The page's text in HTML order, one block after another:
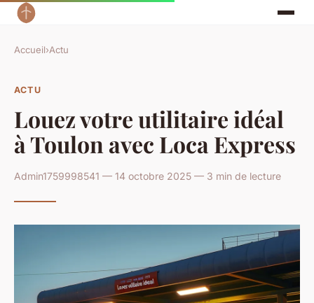
Accueil›Actu
ACTU
Louez votre utilitaire idéal
à Toulon avec Loca Express
Admin1759998541 — 14 octobre 2025 — 3 min de lecture